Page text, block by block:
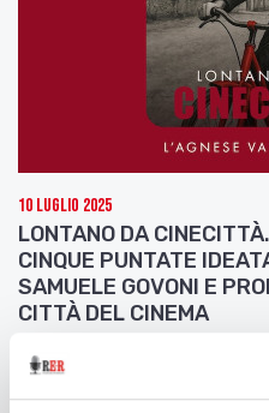
10 Luglio 2025
LONTANO DA
CINQUE PUNTATE
SAMUELE GOVONI E
CITTÀ DEL CINEMA
Seconda puntata: